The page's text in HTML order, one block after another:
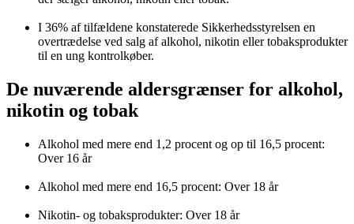
I 36% af tilfældene konstaterede Sikkerhedsstyrelsen en
overtrædelse ved salg af alkohol, nikotin eller tobaksprodukter
til en ung kontrolkøber.
De nuværende aldersgrænser for alkohol,
nikotin og tobak
Alkohol med mere end 1,2 procent og op til 16,5 procent:
Over 16 år
Alkohol med mere end 16,5 procent: Over 18 år
Nikotin- og tobaksprodukter: Over 18 år